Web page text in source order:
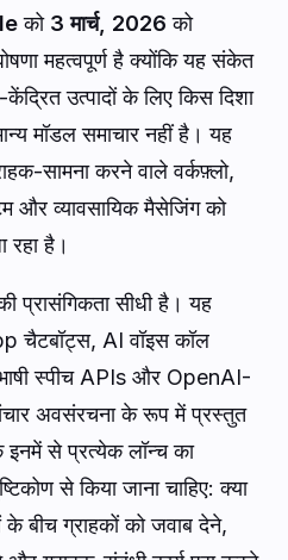
को 3 मार्च, 2026 को
महत्वपूर्ण है क्योंकि यह संकेत
उत्पादों के लिए किस दिशा
मॉडल समाचार नहीं है। यह
सामना करने वाले वर्कफ़्लो,
और व्यावसायिक मैसेजिंग को
रहा है।
प्रासंगिकता सीधी है। यह
चैटबॉट्स, AI वॉइस कॉल
स्पीच APIs और OpenAI-
अवसंरचना के रूप में प्रस्तुत
इनमें से प्रत्येक लॉन्च का
से किया जाना चाहिए: क्या
बीच ग्राहकों को जवाब देने,